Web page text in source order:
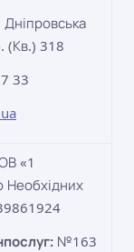
(Кв.) 318
33
«1
Необхідних
№163